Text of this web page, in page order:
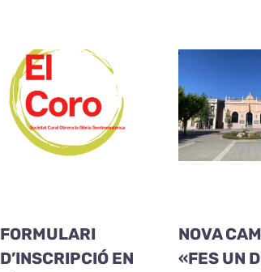
FORMULARI
D’INSCRIPCIÓ EN
NOVA
«FES UN